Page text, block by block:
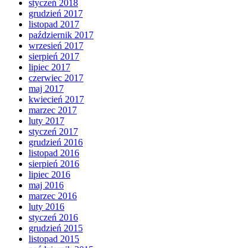
styczeń 2018
grudzień 2017
listopad 2017
październik 2017
wrzesień 2017
sierpień 2017
lipiec 2017
czerwiec 2017
maj 2017
kwiecień 2017
marzec 2017
luty 2017
styczeń 2017
grudzień 2016
listopad 2016
sierpień 2016
lipiec 2016
maj 2016
marzec 2016
luty 2016
styczeń 2016
grudzień 2015
listopad 2015